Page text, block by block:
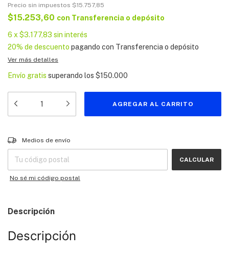
Precio sin impuestos $15.757,85
$15.253,60 con Transferencia o depósito
6 x $3.177,83 sin interés
20% de descuento pagando con Transferencia o depósito
Ver más detalles
Envío gratis superando los $150.000
Entregas para el CP:
Medios de envío
CALCULAR
No sé mi código postal
Descripción
Descripción